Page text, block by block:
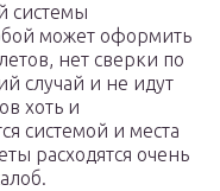
системы
может оформить
нет сверки по
случай и не идут
хоть и
системой и места
расходятся очень